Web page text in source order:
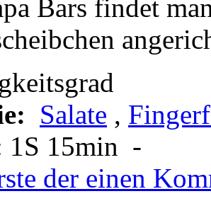
Bars findet
Salate ,
1S 15min -
der einen